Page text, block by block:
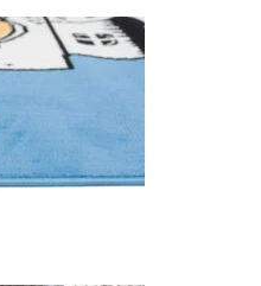
Noodzakelijke cookies zijn
cookies slaan geen
Cookies voor voorkeuren
verandert, zoals uw